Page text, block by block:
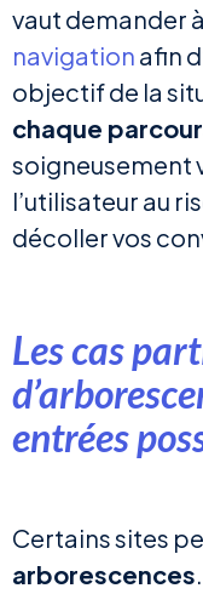
vaut demander
navigation afin
objectif de la
chaque
soigneusement
l’utilisateur au
décoller vos
Les cas
entrées
Certains sites
arborescences